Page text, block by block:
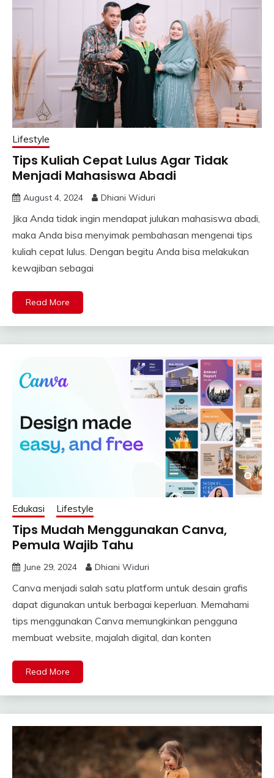
Lifestyle
Tips Kuliah Cepat Lulus Agar Tidak
Menjadi Mahasiswa Abadi
August 4, 2024 Dhiani Widuri
Jika Anda tidak ingin mendapat julukan mahasiswa abadi,
maka Anda bisa menyimak pembahasan mengenai tips
kuliah cepat lulus. Dengan begitu Anda bisa melakukan
kewajiban sebagai
Read More
Edukasi Lifestyle
Tips Mudah Menggunakan Canva,
Pemula Wajib Tahu
June 29, 2024 Dhiani Widuri
Canva menjadi salah satu platform untuk desain grafis
dapat digunakan untuk berbagai keperluan. Memahami
tips menggunakan Canva memungkinkan pengguna
membuat website, majalah digital, dan konten
Read More